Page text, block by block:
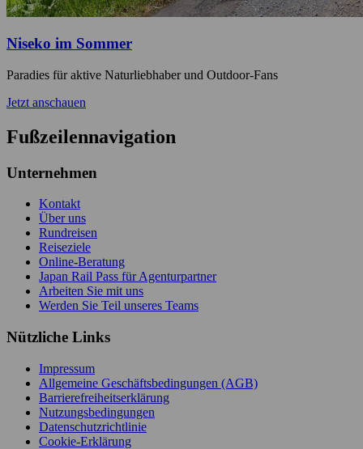
Niseko im Sommer
Paradies für aktive Naturliebhaber und Outdoor-Fans
Jetzt anschauen
Fußzeilennavigation
Unternehmen
Kontakt
Über uns
Rundreisen
Reiseziele
Online-Beratung
Japan Rail Pass für Agenturpartner
Arbeiten Sie mit uns
Werden Sie Teil unseres Teams
Nützliche Links
Impressum
Allgemeine Geschäftsbedingungen (AGB)
Barrierefreiheitserklärung
Nutzungsbedingungen
Datenschutzrichtlinie
Cookie-Erklärung